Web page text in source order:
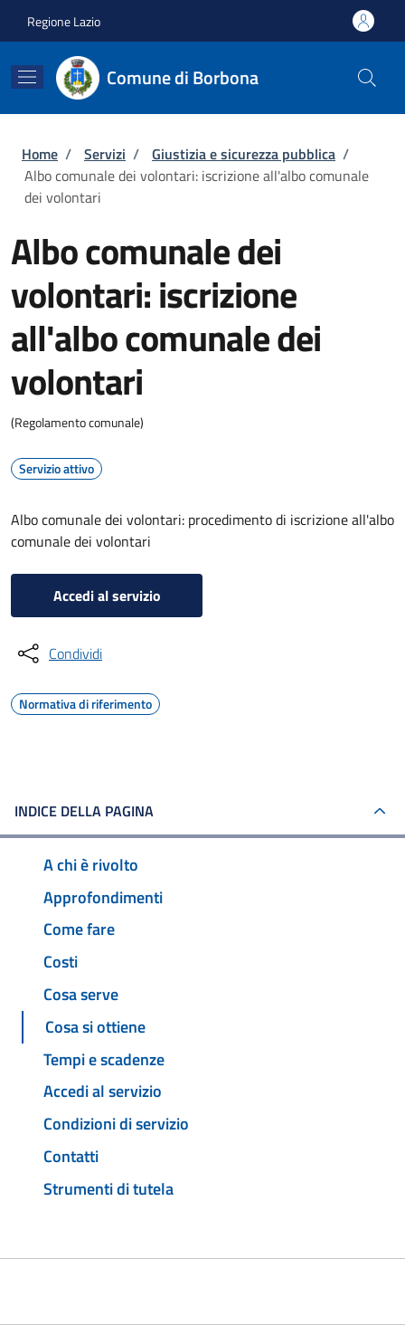
Regione Lazio
Comune di Borbona
Briciole di pane
Home / Servizi / Giustizia e sicurezza pubblica /
Albo comunale dei volontari: iscrizione all'albo comunale
dei volontari
Albo comunale dei
volontari: iscrizione
all'albo comunale dei
volontari
(Regolamento comunale)
Servizio attivo
Albo comunale dei volontari: procedimento di iscrizione all'albo
comunale dei volontari
Accedi al servizio
Condividi
Normativa di riferimento
INDICE DELLA PAGINA
A chi è rivolto
Approfondimenti
Come fare
Costi
Cosa serve
Cosa si ottiene
Tempi e scadenze
Accedi al servizio
Condizioni di servizio
Contatti
Strumenti di tutela